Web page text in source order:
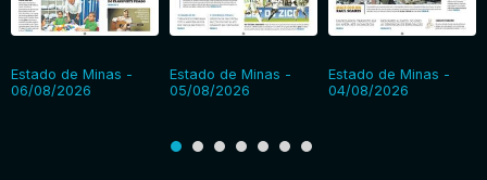
Estado de Minas -
06/08/2026
Estado de Minas -
05/08/2026
Estado de Minas -
04/08/2026